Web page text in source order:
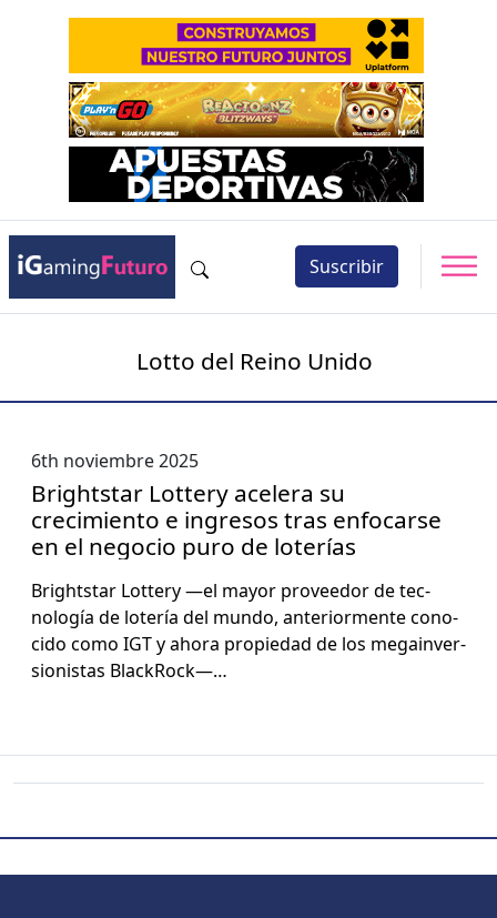
Suscribir
Lotto del Reino Unido
6th noviembre 2025
Brightstar Lottery acelera su
crecimiento e ingresos tras enfocarse
en el negocio puro de loterías
Bright­star Lot­tery —el may­or provee­dor de tec­
nología de lotería del mun­do, ante­ri­or­mente cono­
ci­do como IGT y aho­ra propiedad de los megain­ver­
sion­istas Black­Rock—…